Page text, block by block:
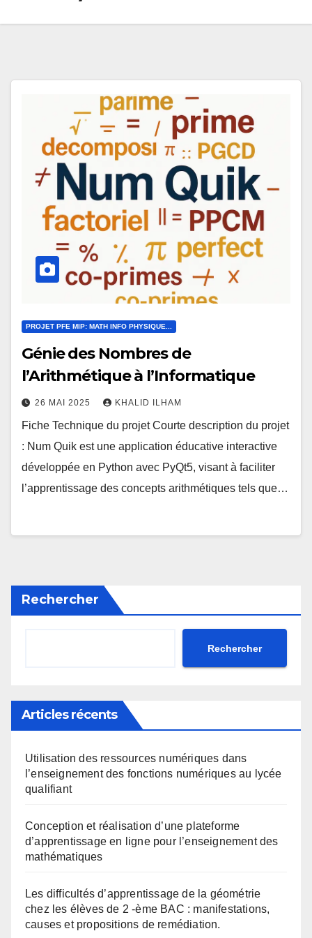
PROJET PFE MIP: MATH INFO PHYSIQUE...
Génie des Nombres de
l’Arithmétique à l’Informatique
26 MAI 2025 KHALID ILHAM
Fiche Technique du projet Courte description du projet
: Num Quik est une application éducative interactive
développée en Python avec PyQt5, visant à faciliter
l’apprentissage des concepts arithmétiques tels que…
Rechercher
Rechercher
Articles récents
Utilisation des ressources numériques dans
l’enseignement des fonctions numériques au lycée
qualifiant
Conception et réalisation d’une plateforme
d’apprentissage en ligne pour l’enseignement des
mathématiques
Les difficultés d’apprentissage de la géométrie
chez les élèves de 2 -ème BAC : manifestations,
causes et propositions de remédiation.